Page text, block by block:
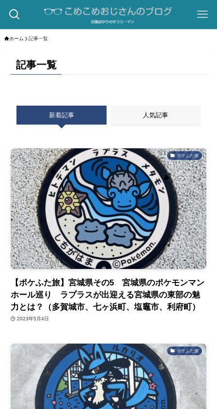
ホーム 記事一覧
記事一覧
新着記事 人気記事
ポケふた旅
【ポケふた旅】宮城県その5 宮城県のポケモンマン
ホール巡り ラプラスが出迎える宮城県の東部の魅
力とは？（多賀城市、七ヶ浜町、塩竈市、利府町）
2023年5月4日
ポケふた旅